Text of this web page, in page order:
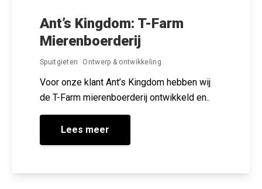
Ant’s Kingdom: T-Farm
Mierenboerderij
Spuitgieten Ontwerp & ontwikkeling
Voor onze klant Ant’s Kingdom hebben wij
de T-Farm mierenboerderij ontwikkeld en..
Lees meer